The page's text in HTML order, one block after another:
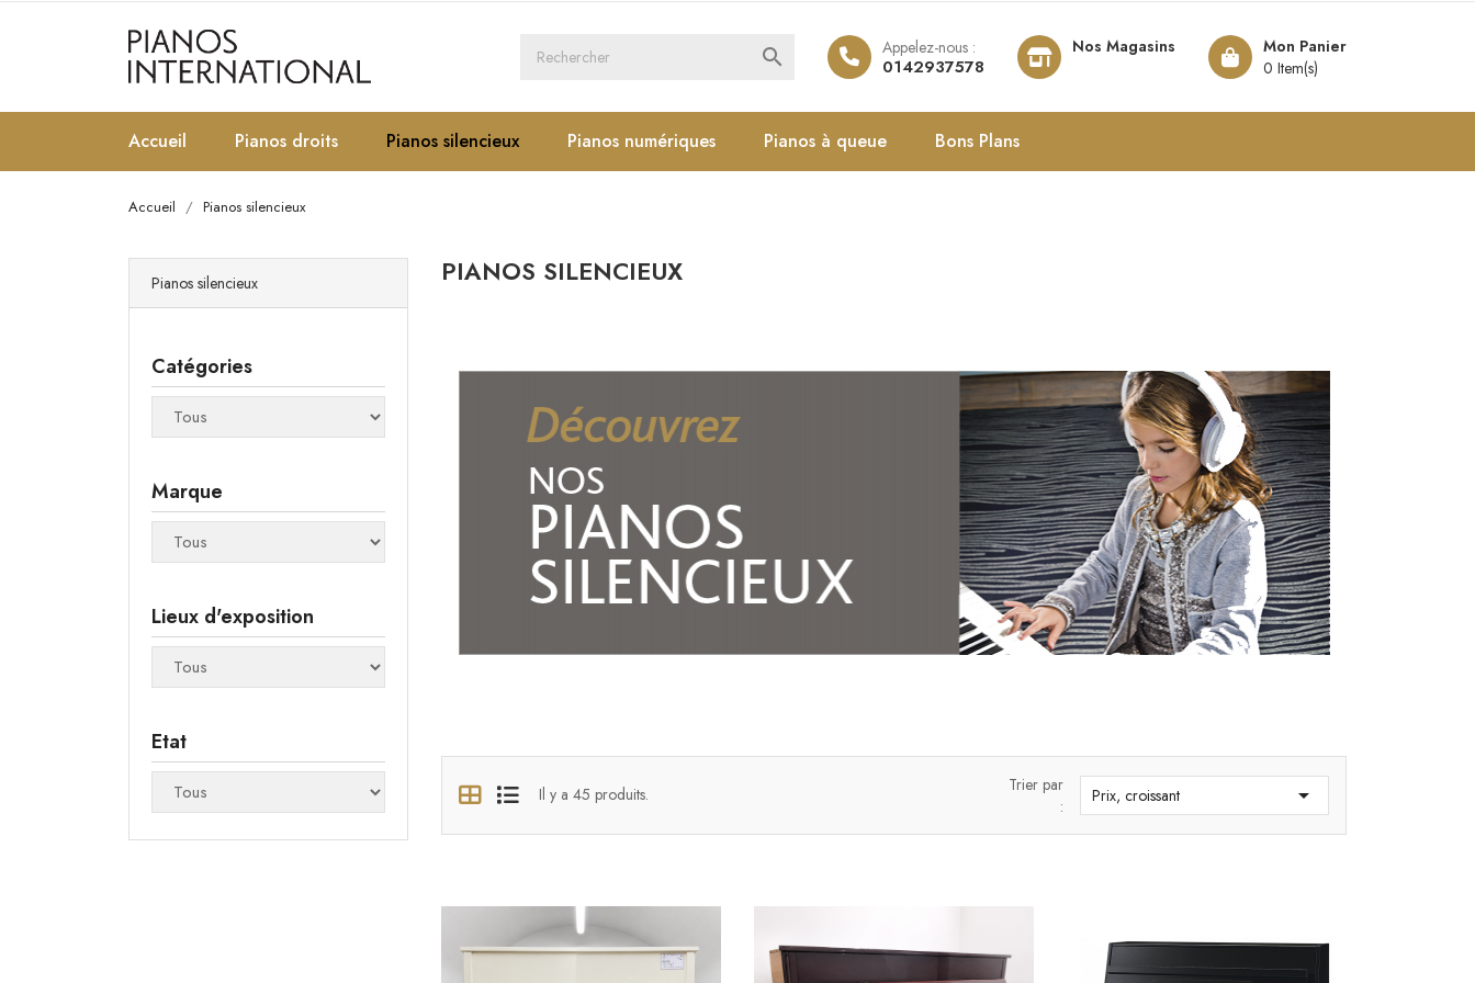
Mon Panier
0 Item(s)
Nos Magasins
Appelez-nous :
0142937578

Accueil Pianos droits Pianos silencieux Pianos numériques Pianos à queue Bons Plans
Accueil Pianos silencieux
Pianos silencieux
Catégories
Marque
Lieux d'exposition
Etat
PIANOS SILENCIEUX
Il y a 45 produits.
Trier par
:
Prix, croissant 